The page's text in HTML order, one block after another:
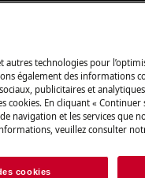
bips sonores / 11
tension
autres technologies pour
également des informations
publicitaires et
cookies. En cliquant «
navigation et les services que
veuillez consulter
cookies